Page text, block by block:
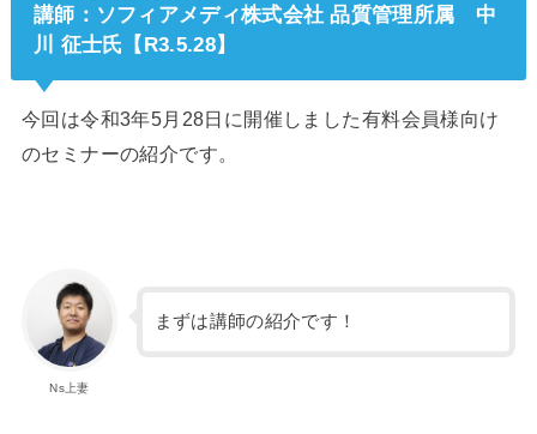
講師：ソフィアメディ株式会社 品質管理所属 中
川 征士氏【R3.5.28】
今回は令和3年5月28日に開催しました有料会員様向け
のセミナーの紹介です。
Ns上妻
まずは講師の紹介です！